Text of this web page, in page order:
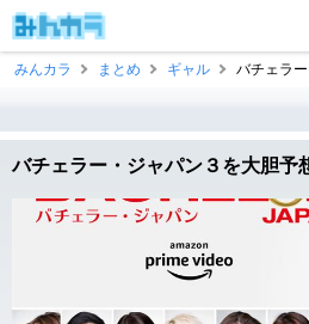
みんカラ
まとめ ギャル バチェラ
バチェラー・ジャパン３を大胆予